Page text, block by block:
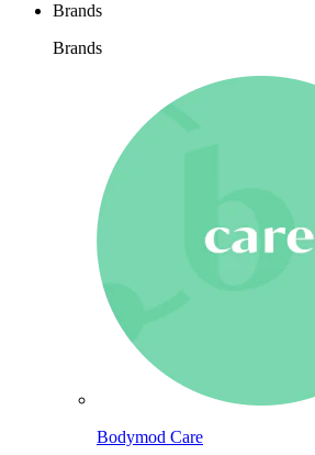
Brands
Brands
Bodymod Care